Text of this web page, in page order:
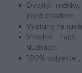
Dvojitý,
před chladem.
Výztuhy na
Vhodné např.
službách.
100%